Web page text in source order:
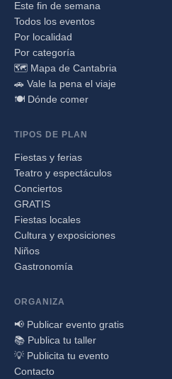
Este fin de semana
Todos los eventos
Por localidad
Por categoría
🗺️ Mapa de Cantabria
🚗 Vale la pena el viaje
🍽️ Dónde comer
TIPOS DE PLAN
Fiestas y ferias
Teatro y espectáculos
Conciertos
GRATIS
Fiestas locales
Cultura y exposiciones
Niños
Gastronomía
ORGANIZA
📢 Publicar evento gratis
📚 Publica tu taller
💡 Publicita tu evento
Contacto